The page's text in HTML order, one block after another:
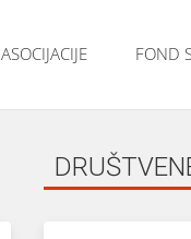
ASOCIJACIJE FOND